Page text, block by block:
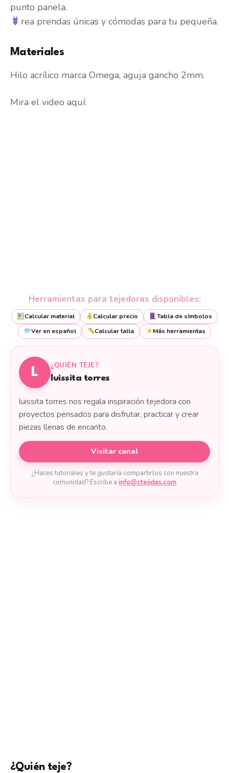
punto panela.
rea prendas únicas y cómodas para tu pequeña.
Materiales
Hilo acrílico marca Omega, aguja gancho 2mm.
Mira el video aquí:
Herramientas para tejedoras disponibles:
Calcular material Calcular precio
Tabla de símbolos
Ver en español
Calcular talla Más herramientas
L
¿QUIÉN TEJE?
luissita torres
luissita torres nos regala inspiración tejedora con
proyectos pensados para disfrutar, practicar y crear
piezas llenas de encanto.
Visitar canal
¿Haces tutoriales y te gustaría compartirlos con nuestra
comunidad? Escribe a info@ctejidas.com
¿Quién teje?